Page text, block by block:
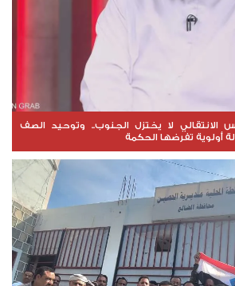
الانتقالي لا يختزل الجنوب.. وتوحيد الصف
أولوية تفرضها الحكمة